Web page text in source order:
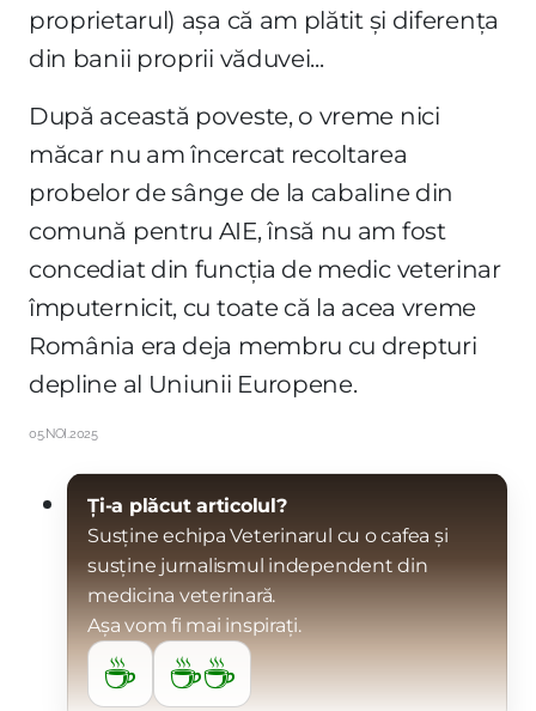
proprietarul) așa că am plătit și diferența
din banii proprii văduvei...
După această poveste, o vreme nici
măcar nu am încercat recoltarea
probelor de sânge de la cabaline din
comună pentru AIE, însă nu am fost
concediat din funcția de medic veterinar
împuternicit, cu toate că la acea vreme
România era deja membru cu drepturi
depline al Uniunii Europene.
05.NOI.2025
Ți-a plăcut articolul?
Susține echipa Veterinarul cu o cafea și
susține jurnalismul independent din
medicina veterinară.
Așa vom fi mai inspirați.
☕ ☕☕